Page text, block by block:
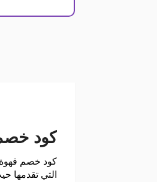
كود
كود خصم قهوة
التي تقدمها